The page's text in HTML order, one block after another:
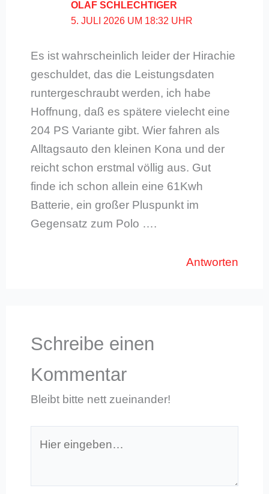
OLAF SCHLECHTIGER
5. JULI 2026 UM 18:32 UHR
Es ist wahrscheinlich leider der Hirachie
geschuldet, das die Leistungsdaten
runtergeschraubt werden, ich habe
Hoffnung, daß es spätere vielecht eine
204 PS Variante gibt. Wier fahren als
Alltagsauto den kleinen Kona und der
reicht schon erstmal völlig aus. Gut
finde ich schon allein eine 61Kwh
Batterie, ein großer Pluspunkt im
Gegensatz zum Polo ….
Antworten
Schreibe einen
Kommentar
Bleibt bitte nett zueinander!
eingeben…